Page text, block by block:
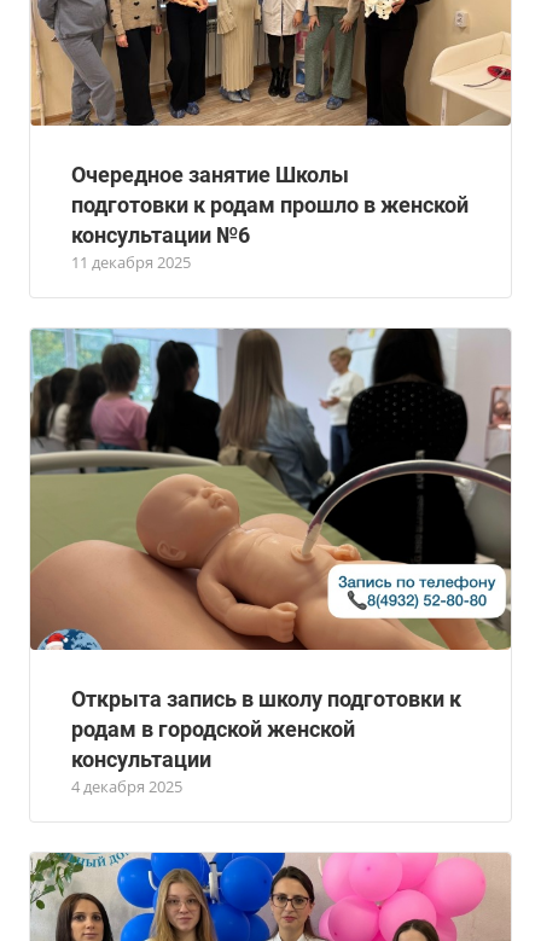
Очередное занятие Школы
подготовки к родам прошло в женской
консультации №6
11 декабря 2025
Открыта запись в школу подготовки к
родам в городской женской
консультации
4 декабря 2025